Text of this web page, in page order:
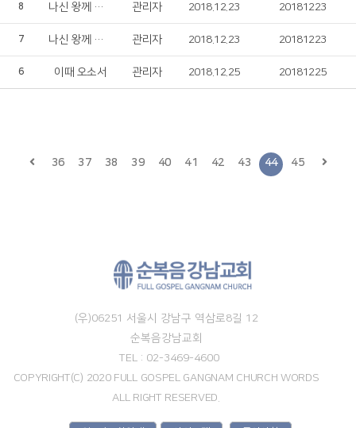
8 나신 왕께 경배하세 관리자 2018.12.23 20181223
7 나신 왕께 경배하세 관리자 2018.12.23 20181223
6 이때 오소서 관리자 2018.12.25 20181225
36 37 38 39 40 41 42 43 44 45
(우)06251 서울시 강남구 역삼로8길 12
순복음강남교회
TEL : 02-3469-4600
COPYRIGHT(C) 2020 FULL GOSPEL GANGNAM CHURCH WORDS
ALL RIGHT RESERVED.